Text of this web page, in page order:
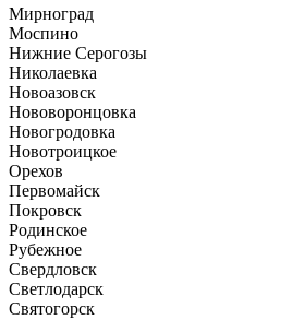
Мирноград
Моспино
Нижние Серогозы
Николаевка
Новоазовск
Нововоронцовка
Новогродовка
Новотроицкое
Орехов
Первомайск
Покровск
Родинское
Рубежное
Свердловск
Светлодарск
Святогорск